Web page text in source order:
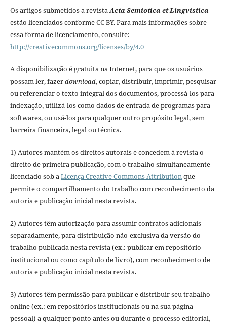
Os artigos submetidos a revistaActa Semiotica et Lingvistica
estão licenciados conforme CC BY. Para mais informações sobre
essa forma de licenciamento, consulte:
http://creativecommons.org/licenses/by/4.0
A disponibilização é gratuita na Internet, para que os usuários
possam ler, fazerdownload, copiar, distribuir, imprimir, pesquisar
ou referenciar o texto integral dos documentos, processá-los para
indexação, utilizá-los como dados de entrada de programas para
softwares, ou usá-los para qualquer outro propósito legal, sem
barreira financeira, legal ou técnica.
1) Autores mantém os direitos autorais e concedem à revista o
direito de primeira publicação, com o trabalho simultaneamente
licenciado sob aLicença Creative Commons Attributionque
permite o compartilhamento do trabalho com reconhecimento da
autoria e publicação inicial nesta revista.
2) Autores têm autorização para assumir contratos adicionais
separadamente, para distribuição não-exclusiva da versão do
trabalho publicada nesta revista (ex.: publicar em repositório
institucional ou como capítulo de livro), com reconhecimento de
autoria e publicação inicial nesta revista.
3) Autores têm permissão para publicar e distribuir seu trabalho
online (ex.: em repositórios institucionais ou na sua página
pessoal) a qualquer ponto antes ou durante o processo editorial,